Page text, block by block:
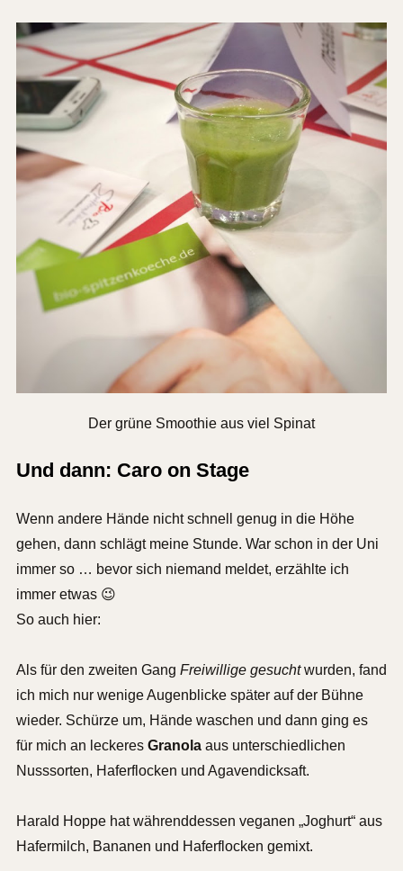
Der grüne Smoothie aus viel Spinat
Und dann: Caro on Stage
Wenn andere Hände nicht schnell genug in die Höhe
gehen, dann schlägt meine Stunde. War schon in der Uni
immer so … bevor sich niemand meldet, erzählte ich
immer etwas 😉
So auch hier:
Als für den zweiten Gang Freiwillige gesuchtwurden, fand
ich mich nur wenige Augenblicke später auf der Bühne
wieder. Schürze um, Hände waschen und dann ging es
für mich an leckeres Granolaaus unterschiedlichen
Nusssorten, Haferflocken und Agavendicksaft.
Harald Hoppe hat währenddessen veganen „Joghurt“ aus
Hafermilch, Bananen und Haferflocken gemixt.